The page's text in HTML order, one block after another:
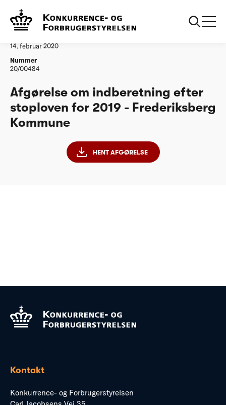
Vandtilsyn
14. februar 2020
Nummer
20/00484
Afgørelse om indberetning efter
stoploven for 2019 - Frederiksberg
Kommune
HENT AFGØRELSE
Kontakt
Konkurrence- og Forbrugerstyrelsen